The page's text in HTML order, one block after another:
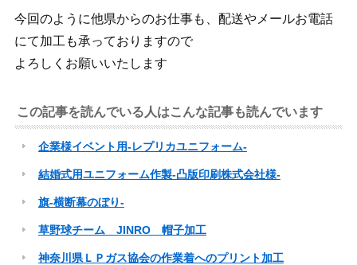
今回のように他県からのお仕事も、配送やメールお電話
にて加工も承っておりますので
よろしくお願いいたします
この記事を読んでいる人はこんな記事も読んでいます
企業様イベント用-レプリカユニフォーム-
結婚式用ユニフォーム作製-凸版印刷株式会社様-
旗-横断幕のぼり-
草野球チーム JINRO 帽子加工
神奈川県ＬＰガス協会の作業着へのプリント加工